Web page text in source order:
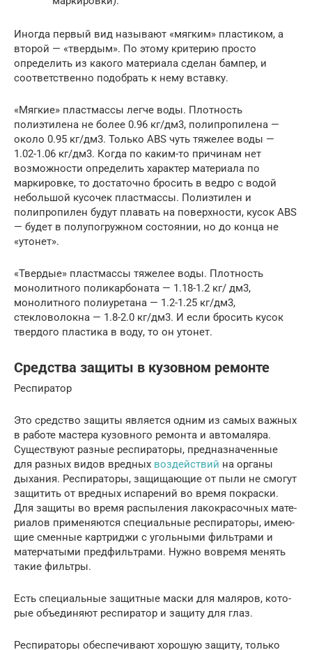
Иногда первый вид называют «мягким» пластиком, а
второй — «твердым». По этому критерию просто
определить из какого материала сделан бампер, и
соответственно подобрать к нему вставку.
«Мягкие» пластмассы легче воды. Плотность
полиэтилена не более 0.96 кг/дм3, полипропилена —
около 0.95 кг/дм3. Только ABS чуть тяжелее воды —
1.02-1.06 кг/дм3. Когда по каким-то причинам нет
возможности определить характер материала по
маркировке, то достаточно бросить в ведро с водой
небольшой кусочек пластмассы. Полиэтилен и
полипропилен будут плавать на поверхности, кусок ABS
— будет в полупогружном состоянии, но до конца не
«утонет».
«Твердые» пластмассы тяжелее воды. Плотность
монолитного поликарбоната — 1.18-1.2 кг/ дм3,
монолитного полиуретана — 1.2-1.25 кг/дм3,
стекловолокна — 1.8-2.0 кг/дм3. И если бросить кусок
твердого пластика в воду, то он утонет.
Средства защиты в кузовном ремонте
Респи­ра­тор
Это сред­ство защи­ты явля­ет­ся одним из самых важ­ных
в рабо­те масте­ра кузов­но­го ремон­та и авто­ма­ля­ра.
Суще­ству­ют раз­ные респи­ра­то­ры, пред­на­зна­чен­ные
для раз­ных видов вред­ных воз­дей­ствий на орга­ны
дыха­ния. Респи­ра­то­ры, защи­ща­ю­щие от пыли не смо­гут
защи­тить от вред­ных испа­ре­ний во вре­мя покрас­ки.
Для защи­ты во вре­мя рас­пы­ле­ния лако­кра­соч­ных мате­
ри­а­лов при­ме­ня­ют­ся спе­ци­аль­ные респи­ра­то­ры, име­ю­
щие смен­ные кар­три­джи с уголь­ны­ми филь­тра­ми и
матер­ча­ты­ми пред­филь­тра­ми. Нуж­но вовре­мя менять
такие фильтры.
Есть спе­ци­аль­ные защит­ные мас­ки для маля­ров, кото­
рые объ­еди­ня­ют респи­ра­тор и защи­ту для глаз.
Респи­ра­то­ры обес­пе­чи­ва­ют хоро­шую защи­ту, толь­ко